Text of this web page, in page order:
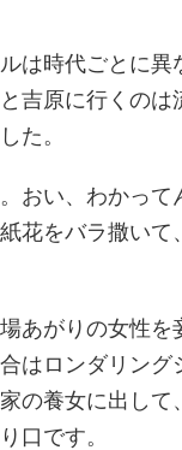
は時代ごとに異
吉原に行くのは
た。
おい、わかって
花をバラ撒いて
あがりの女性を
はロンダリング
の養女に出して
口です。